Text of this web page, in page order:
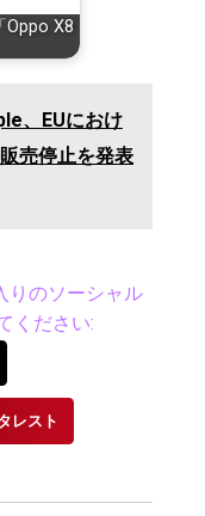
Oppo X8
、EUにおけ
売停止を発表
りのソーシャル
ください:
レスト